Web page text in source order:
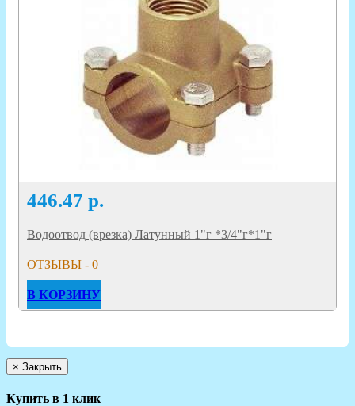
446.47 р.
Водоотвод (врезка) Латунный 1"г *3/4"г*1"г
ОТЗЫВЫ - 0
В КОРЗИНУ
× Закрыть
Купить в 1 клик